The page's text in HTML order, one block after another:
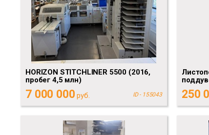
HORIZON STITCHLINER 5500 (2016,
пробег 4,5 млн)
7 000 000 руб. ID - 155043 250